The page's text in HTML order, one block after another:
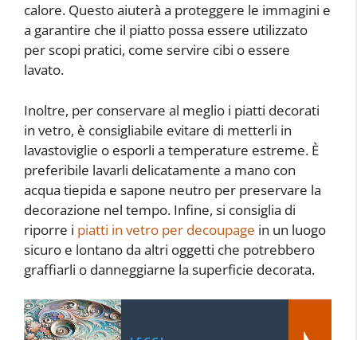
calore. Questo aiuterà a proteggere le immagini e
a garantire che il piatto possa essere utilizzato
per scopi pratici, come servire cibi o essere
lavato.
Inoltre, per conservare al meglio i piatti decorati
in vetro, è consigliabile evitare di metterli in
lavastoviglie o esporli a temperature estreme. È
preferibile lavarli delicatamente a mano con
acqua tiepida e sapone neutro per preservare la
decorazione nel tempo. Infine, si consiglia di
riporre i piatti in vetro per decoupage in un luogo
sicuro e lontano da altri oggetti che potrebbero
graffiarli o danneggiarne la superficie decorata.